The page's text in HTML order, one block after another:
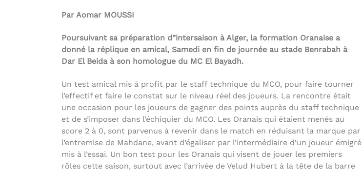
Par Aomar MOUSSI
Poursuivant sa préparation d”intersaison à Alger, la formation Oranaise a
donné la réplique en amical, Samedi en fin de journée au stade Benrabah à
Dar El Beida à son homologue du MC El Bayadh.
Un test amical mis à profit par le staff technique du MCO, pour faire tourner
l’effectif et faire le constat sur le niveau réel des joueurs. La rencontre était
une occasion pour les joueurs de gagner des points auprès du staff technique
et de s’imposer dans l’échiquier du MCO. Les Oranais qui étaient menés au
score 2 à 0, sont parvenus à revenir dans le match en réduisant la marque par
l’entremise de Mahdane, avant d’égaliser par l’intermédiaire d’un joueur émigré
mis à l’essai. Un bon test pour les Oranais qui visent de jouer les premiers
rôles cette saison, surtout avec l’arrivée de Velud Hubert à la tête de la barre